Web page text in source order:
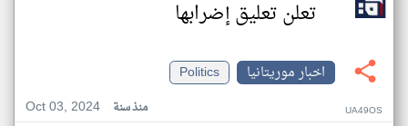
تعلن تعليق إضرابها
اخبار موريتانيا
Politics
Oct 03, 2024
منذ سنة UA49OS